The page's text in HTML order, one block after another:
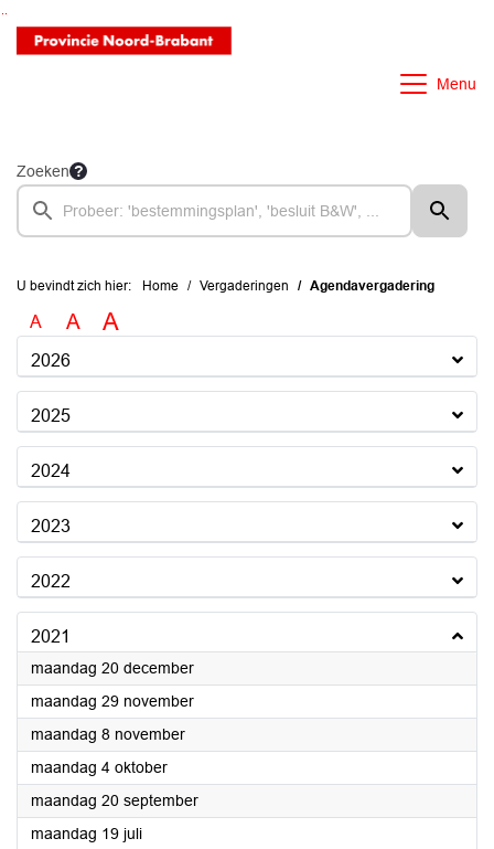
Ga naar de inhoud van deze pagina
Ga naar het zoeken
Ga naar het menu
Menu
Zoeken
U bevindt zich hier: Home Vergaderingen Agendavergadering
A A A
2026
2025
2024
2023
2022
2021
maandag 20 december2021
maandag 29 november2021
maandag 8 november2021
maandag 4 oktober2021
maandag 20 september2021
maandag 19 juli2021